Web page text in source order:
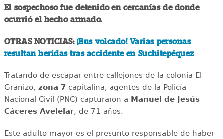
El sospechoso fue detenido en cercanías de donde
ocurrió el hecho armado.
OTRAS NOTICIAS: ¡Bus volcado! Varias personas
resultan heridas tras accidente en Suchitepéquez
Tratando de escapar entre callejones de la colonia El
Granizo, zona 7 capitalina, agentes de la Policía
Nacional Civil (PNC) capturaron a Manuel de Jesús
Cáceres Avelelar, de 71 años.
Este adulto mayor es el presunto responsable de haber